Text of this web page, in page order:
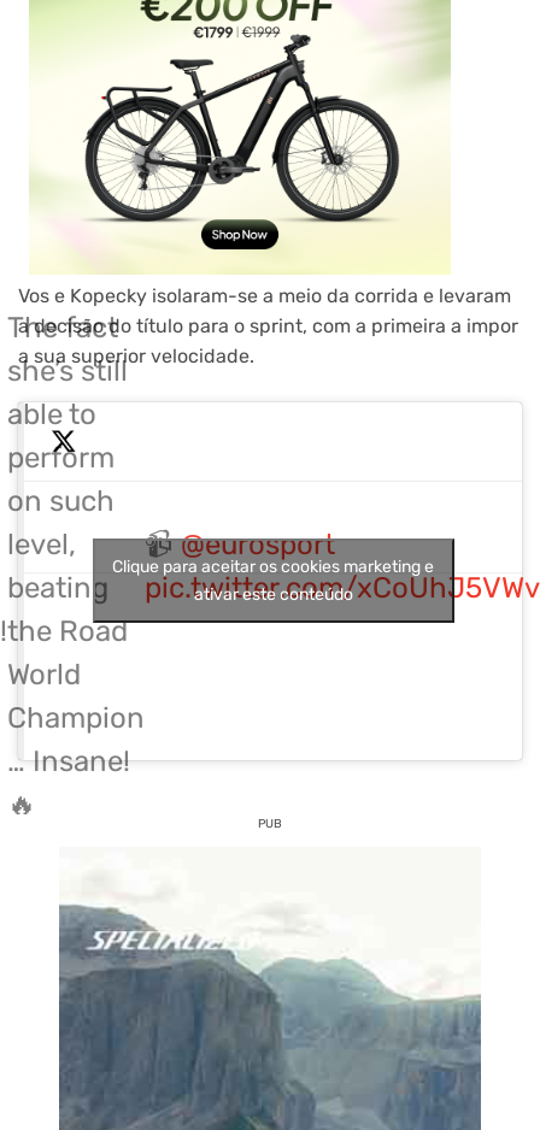
Vos e Kopecky isolaram-se a meio da corrida e levaram
a decisão do título para o sprint, com a primeira a impor
a sua superior velocidade.
!
The fact
she’s still
able to
perform
on such
level,
beating
the Road
World
Champion
… Insane!
🔥
📹@eurosport
pic.twitter.com/xCoUhJ5VWv
Clique para aceitar os cookies marketing e
ativar este conteúdo
PUB